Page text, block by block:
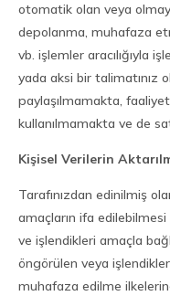
otomatik olan veya
depolanma, muhafaza
vb. işlemler aracılığıyla
yada aksi bir talimatınız
paylaşılmamakta,
kullanılmamakta ve de
Kişisel Verilerin
Tarafınızdan edinilmiş
amaçların ifa
ve işlendikleri amaçla
öngörülen veya
muhafaza edilme